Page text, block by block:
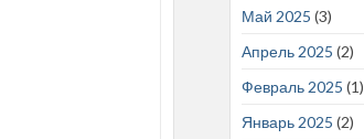
Май 2025 (3)
Апрель 2025 (2)
Февраль 2025 (1)
Январь 2025 (2)